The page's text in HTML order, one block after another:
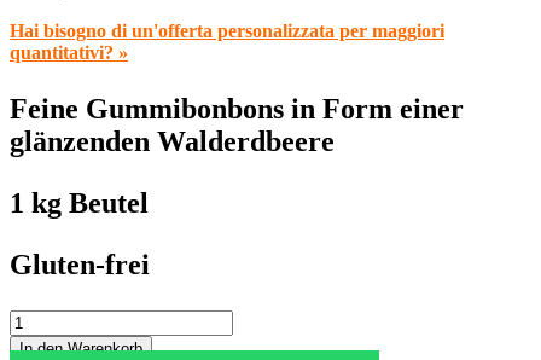
Hai bisogno di un'offerta personalizzata per maggiori
quantitativi? »
Feine Gummibonbons in Form einer
glänzenden Walderdbeere
1 kg Beutel
Gluten-frei
In den Warenkorb